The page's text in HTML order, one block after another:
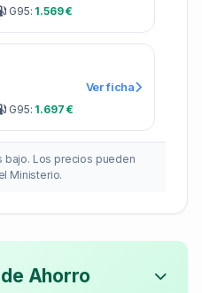
G95: 1.569 €
G95: 1.697 €
Ver ficha
bajo. Los precios pueden
Ministerio.
Ahorro